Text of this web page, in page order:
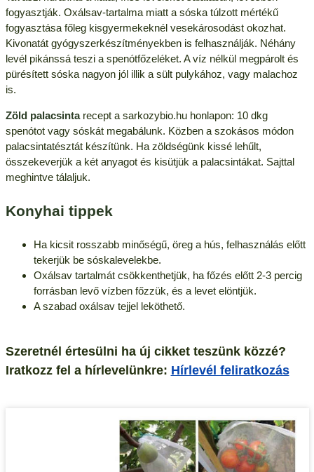
fogyasztják. Oxálsav-tartalma miatt a sóska túlzott mértékű
fogyasztása főleg kisgyermekeknél vesekárosodást okozhat.
Kivonatát gyógyszerkészítményekben is felhasználják. Néhány
levél pikánssá teszi a spenótfőzeléket. A víz nélkül megpárolt és
pürésített sóska nagyon jól illik a sült pulykához, vagy malachoz
is.
Zöld palacsintarecept a sarkozybio.hu honlapon: 10 dkg
spenótot vagy sóskát megabálunk. Közben a szokásos módon
palacsintatésztát készítünk. Ha zöldségünk kissé lehűlt,
összekeverjük a két anyagot és kisütjük a palacsintákat. Sajttal
meghintve tálaljuk.
Konyhai tippek
Ha kicsit rosszabb minőségű, öreg a hús, felhasználás előtt
tekerjük be sóskalevelekbe.
Oxálsav tartalmát csökkenthetjük, ha főzés előtt 2-3 percig
forrásban levő vízben főzzük, és a levet elöntjük.
A szabad oxálsav tejjel leköthető.
Szeretnél értesülni ha új cikket teszünk közzé?
Iratkozz fel a hírlevelünkre: Hírlevél feliratkozás